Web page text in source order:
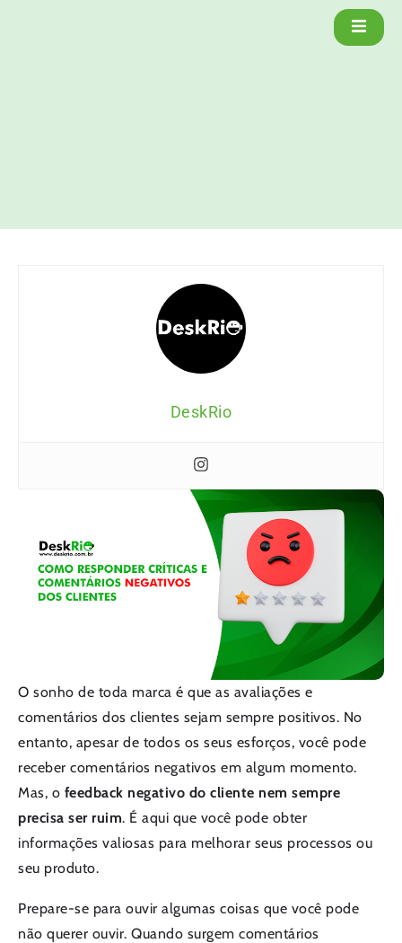
O sonho de toda marca é que as avaliações e
comentários dos clientes sejam sempre positivos. No
entanto, apesar de todos os seus esforços, você pode
receber comentários negativos em algum momento.
Mas, o feedback negativo do cliente nem sempre
precisa ser ruim. É aqui que você pode obter
informações valiosas para melhorar seus processos ou
seu produto.
Prepare-se para ouvir algumas coisas que você pode
não querer ouvir. Quando surgem comentários
DeskRio